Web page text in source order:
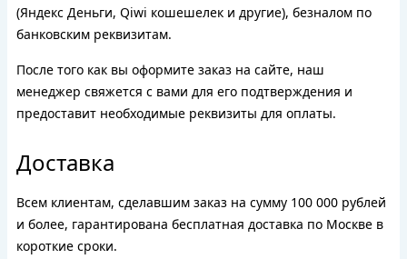
(Яндекс Деньги, Qiwi кошешелек и другие), безналом по
банковским реквизитам.
После того как вы оформите заказ на сайте, наш
менеджер свяжется с вами для его подтверждения и
предоставит необходимые реквизиты для оплаты.
Доставка
Всем клиентам, сделавшим заказ на сумму 100 000 рублей
и более, гарантирована бесплатная доставка по Москве в
короткие сроки.